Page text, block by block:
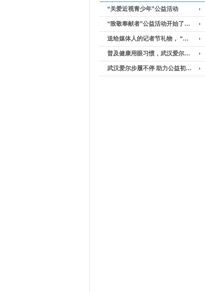
“关爱近视青少年”公益活动
“致敬奉献者”公益活动开始了…
送给媒体人的记者节礼物， “…
普及健康用眼习惯，武汉爱尔…
武汉爱尔步履不停 助力公益初…